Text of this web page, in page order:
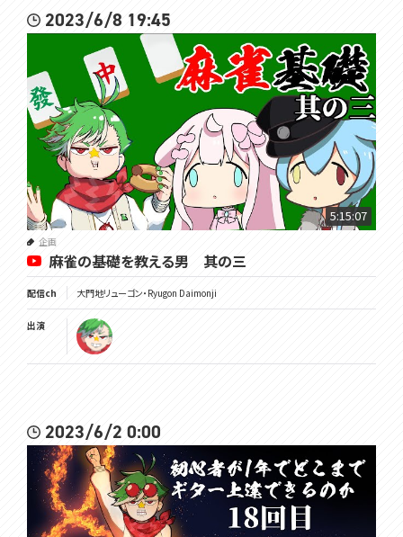
2023/6/8 19:45
5:15:07
企画
麻雀の基礎を教える男 其の三
配信ch 大門地リューゴン・Ryugon Daimonji
出演
2023/6/2 0:00